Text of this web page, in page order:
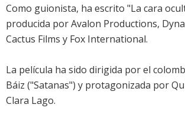
Como guionista, ha escrito "La cara
producida por Avalon Productions,
Cactus Films y Fox International.
La película ha sido dirigida por el
Báiz ("Satanas") y protagonizada por
Clara Lago.